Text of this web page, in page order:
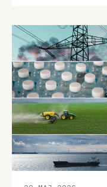
dryck. Samtidigt
konjunkturbrev att
investeringar